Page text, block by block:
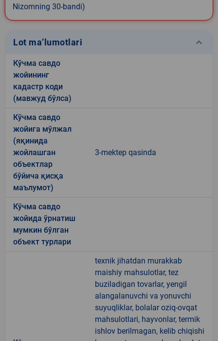
Nizomning 30-bandi)
Lot ma’lumotlari keyboard_arrow_down
Кўчма савдо
жойининг
кадастр коди
(мавжуд бўлса)
Кўчма савдо
жойига мўлжал
(яқинида
жойлашган
объектлар
бўйича қисқа
маълумот)
3-mektep qasinda
Кўчма савдо
жойида ўрнатиш
мумкин бўлган
объект турлари
texnik jihatdan murakkab
maishiy mahsulotlar, tez
buziladigan tovarlar, yengil
alangalanuvchi va yonuvchi
suyuqliklar, bolalar oziq-ovqat
mahsulotlari, hayvonlar, termik
ishlov berilmagan, kelib chiqishi